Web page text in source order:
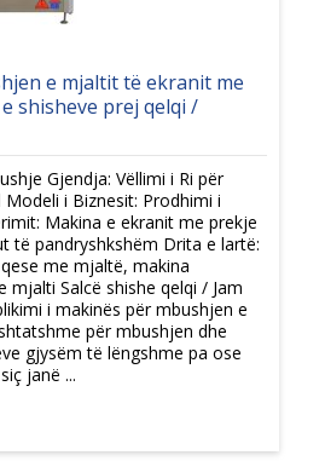
e mjaltit të ekranit me
shisheve prej qelqi /
Gjendja: Vëllimi i Ri për
i Biznesit: Prodhimi i
Makina e ekranit me prekje
të pandryshkshëm Drita e lartë:
me mjaltë, makina
mjalti Salcë shishe qelqi / Jam
i makinës për mbushjen e
për mbushjen dhe
gjysëm të lëngshme pa ose
janë ...